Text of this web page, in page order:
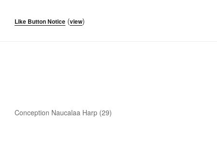
Like Button Notice (view)
Conception Naucalaa Harp (29)